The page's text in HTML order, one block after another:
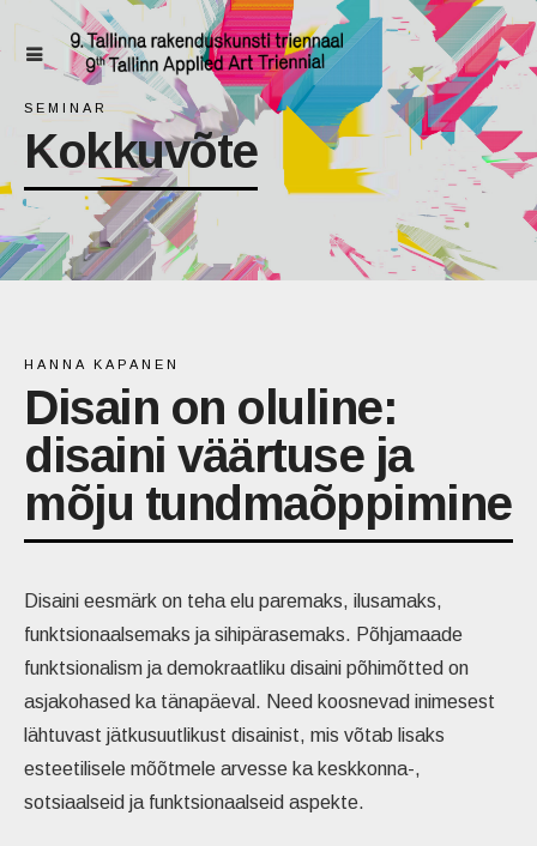
SEMINAR
Kokkuvõte
HANNA KAPANEN
Disain on oluline:
disaini väärtuse ja
mõju tundmaõppimine
Disaini eesmärk on teha elu paremaks, ilusamaks,
funktsionaalsemaks ja sihipärasemaks. Põhjamaade
funktsionalism ja demokraatliku disaini põhimõtted on
asjakohased ka tänapäeval. Need koosnevad inimesest
lähtuvast jätkusuutlikust disainist, mis võtab lisaks
esteetilisele mõõtmele arvesse ka keskkonna-,
sotsiaalseid ja funktsionaalseid aspekte.